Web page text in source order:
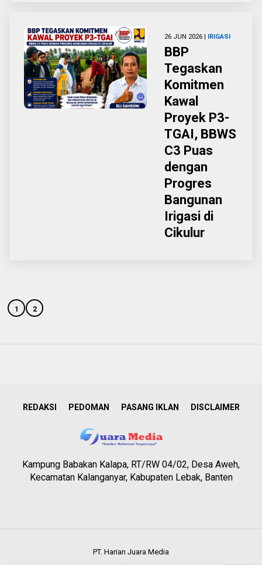
26 JUN 2026 | IRIGASI
BBP
Tegaskan
Komitmen
Kawal
Proyek P3-
TGAI, BBWS
C3 Puas
dengan
Progres
Bangunan
Irigasi di
Cikulur
1 2
REDAKSI PEDOMAN PASANG IKLAN DISCLAIMER
Kampung Babakan Kalapa, RT/RW 04/02, Desa Aweh,
Kecamatan Kalanganyar, Kabupaten Lebak, Banten
PT. Harian Juara Media